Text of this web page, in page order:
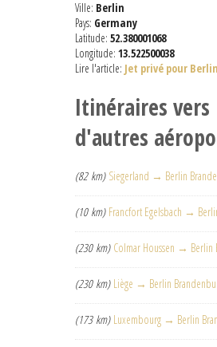
Ville: Berlin
Pays: Germany
Latitude: 52.380001068
Longitude: 13.522500038
Lire l'article: Jet privé pour Berlin
Itinéraires vers
d'autres
(82 km) Siegerland → Berlin
(10 km) Francfort Egelsbach →
(230 km) Colmar Houssen → Berlin
(230 km) Liège → Berlin
(173 km) Luxembourg → Berlin